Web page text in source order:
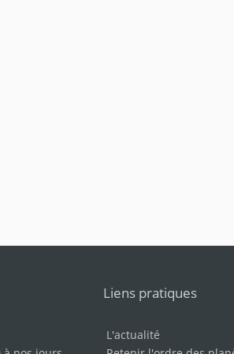
Liens pratiques
L'actualité